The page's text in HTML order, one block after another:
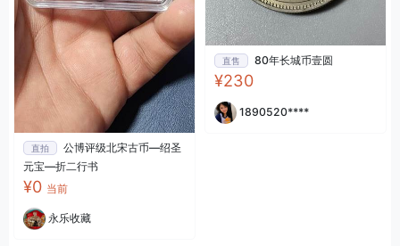
直拍
公博评级北宋古币—绍圣
元宝—折二行书
¥0 当前
永乐收藏
直售 80年长城币壹圆
¥230
1890520****